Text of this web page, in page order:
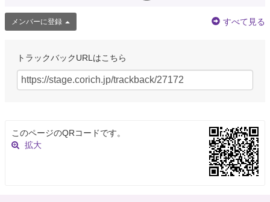
メンバーに登録 すべて見る
トラックバックURLはこちら
このページのQRコードです。
拡大